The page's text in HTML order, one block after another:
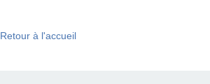
Retour à l'accueil